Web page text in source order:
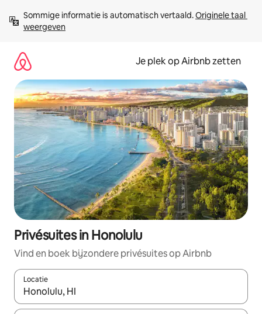
direct
naar
Sommige informatie is automatisch vertaald. Originele taal
weergeven
Je plek op Airbnb zetten
Privésuites in Honolulu
Vind en boek bijzondere privésuites op Airbnb
Locatie
Wanneer er resultaten beschikbaar zijn, maak je een keuze